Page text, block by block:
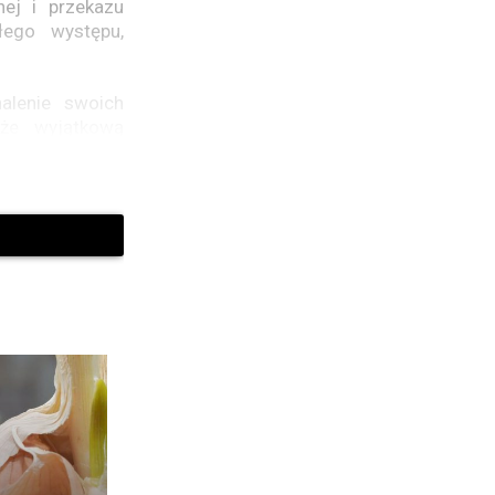
i przekazu
występu,
swoich
dynamiczną
inspirując ich
pogoń
ta jest forum
wspólna